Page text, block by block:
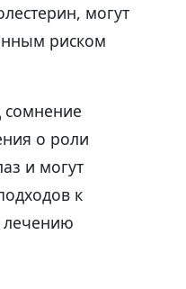
могут
риском
сомнение
о роли
и могут
к
лечению